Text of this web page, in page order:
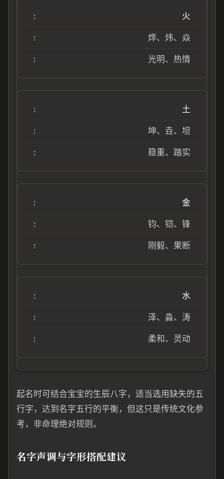
火
烨、炜、焱
光明、热情
土
坤、垚、坦
稳重、踏实
金
钧、铠、锋
刚毅、果断
水
泽、淼、涛
柔和、灵动
起名时可结合宝宝的生辰八字，适当选用缺失的五
行字，达到名字五行的平衡，但这只是传统文化参
考，非命理绝对规则。
名字声调与字形搭配建议